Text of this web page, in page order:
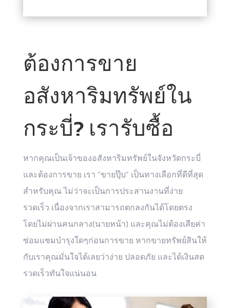
ต้องการขาย
อสังหาริมทรัพย์ใน
กระบี่? เรารับซื้อ
หากคุณเป็นเจ้าของอสังหาริมทรัพย์ในจังหวัดกระบี่
และต้องการขาย เรา “ขายปุ๊บ” เป็นทางเลือกที่ดีที่สุด
สำหรับคุณ ไม่ว่าจะเป็นการประสานงานที่ง่าย
รวดเร็ว เนื่องจากเราสามารถตกลงกันได้โดยตรง
โดยไม่ผ่านคนกลาง(นายหน้า) และคุณไม่ต้องเสียค่า
ซ่อมแซมบำรุงใดๆก่อนการขาย หากขายทรัพย์สินให้
กับเราคุณมั่นใจได้เลยว่าง่าย ปลอดภัย และได้เงินสด
รวดเร็วทันใจแน่นอน